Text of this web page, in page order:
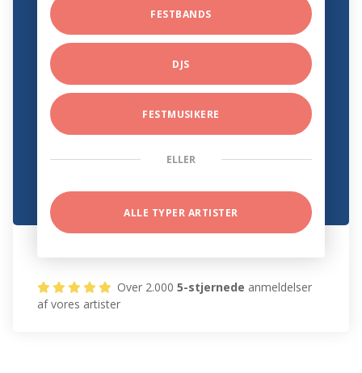
FESTBANDS
DJS
FESTMUSIKERE
ELLER
ALLE TYPER ARTISTER
Over 2.0005-stjernede anmeldelser
af vores artister